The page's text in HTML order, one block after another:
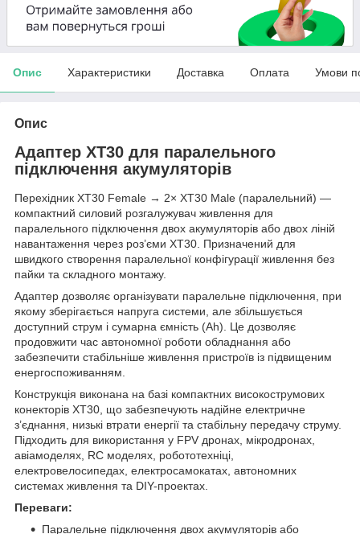
Опис Характеристики Доставка Оплата Умови
Опис
Адаптер XT30 для паралельного
підключення акумуляторів
Перехідник XT30 Female → 2× XT30 Male (паралельний) —
компактний силовий розгалужувач живлення для
паралельного підключення двох акумуляторів або двох ліній
навантаження через роз’єми XT30. Призначений для
швидкого створення паралельної конфігурації живлення без
пайки та складного монтажу.
Адаптер дозволяє організувати паралельне підключення, при
якому зберігається напруга системи, але збільшується
доступний струм і сумарна ємність (Ah). Це дозволяє
продовжити час автономної роботи обладнання або
забезпечити стабільніше живлення пристроїв із підвищеним
енергоспоживанням.
Конструкція виконана на базі компактних високострумових
конекторів XT30, що забезпечують надійне електричне
з’єднання, низькі втрати енергії та стабільну передачу струму.
Підходить для використання у FPV дронах, мікродронах,
авіамоделях, RC моделях, робототехніці,
електровелосипедах, електросамокатах, автономних
системах живлення та DIY-проектах.
Переваги:
Паралельне підключення двох акумуляторів або